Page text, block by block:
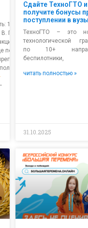
18–
П. Астафьева пройдут Дни
для абитуриентов!
вуза,
готовые
информации!
Сдайте ТехноГТО и
получите бонусы
поступлении в вузы
ТехноГТО – это
технологической
по 10+
беспилотники,
читать полностью »
31.10.2025